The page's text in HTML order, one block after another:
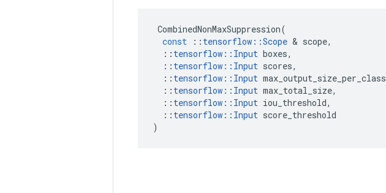
CombinedNonMaxSuppression(
const
:: tensorflow ::Scope & scope,
:: tensorflow :: Input boxes,
:: tensorflow :: Input scores,
:: tensorflow :: Input max_output_size_per_class
:: tensorflow :: Input max_total_size,
:: tensorflow :: Input iou_threshold,
:: tensorflow :: Input score_threshold
)